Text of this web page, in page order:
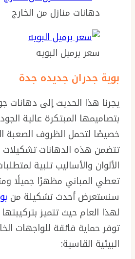
دهانات منازل من الخارج
سعر برميل البويه
بوية جدران جديده جدة
يجرنا هذا الحديث إلى دهانات
بتصاميمها المبتكرة عالية
خصيصًا لتحمل الظروف الصعبة
تتضمن هذه الدهانات
الألوان والأساليب تلبية
تعطي المباني مظهرًا جميلًا
سنستعرض أحدث تشكيلة من
لهذا العام حيث تتميز
توفر حماية فائقة للواجهات
البيئية القاسية: